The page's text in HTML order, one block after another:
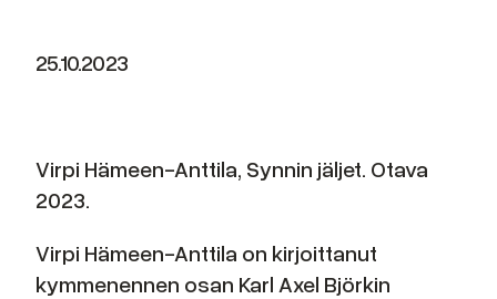
25.10.2023
Virpi Hämeen-Anttila, Synnin jäljet. Otava
2023.
Virpi Hämeen-Anttila on kirjoittanut
kymmenennen osan Karl Axel Björkin